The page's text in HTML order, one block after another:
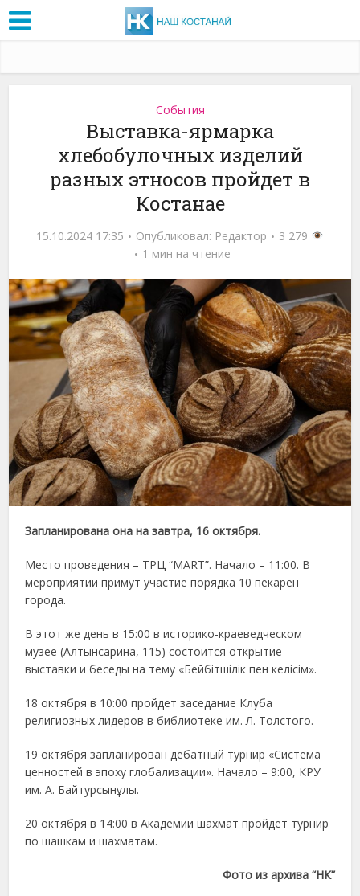
События
Выставка-ярмарка
хлебобулочных изделий
разных этносов пройдет в
Костанае
15.10.2024 17:35 Опубликовал: Редактор
3 279
1 мин на чтение
Запланирована она на завтра, 16 октября.
Место проведения – ТРЦ “MART”. Начало – 11:00. В
мероприятии примут участие порядка 10 пекарен
города.
В этот же день в 15:00 в историко-краеведческом
музее (Алтынсарина, 115) состоится открытие
выставки и беседы на тему «Бейбітшілік пен келісім».
18 октября в 10:00 пройдет заседание Клуба
религиозных лидеров в библиотеке им. Л. Толстого.
19 октября запланирован дебатный турнир «Система
ценностей в эпоху глобализации». Начало – 9:00, КРУ
им. А. Байтурсынұлы.
20 октября в 14:00 в Академии шахмат пройдет турнир
по шашкам и шахматам.
Фото из архива “НК”